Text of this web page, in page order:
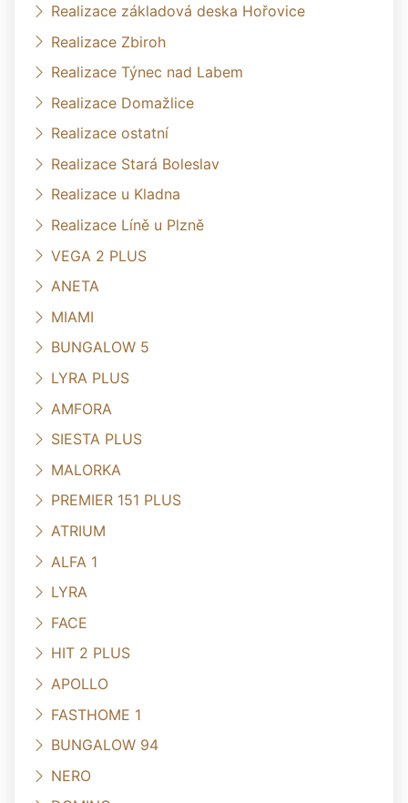
Realizace základová deska Hořovice
Realizace Zbiroh
Realizace Týnec nad Labem
Realizace Domažlice
Realizace ostatní
Realizace Stará Boleslav
Realizace u Kladna
Realizace Líně u Plzně
VEGA 2 PLUS
ANETA
MIAMI
BUNGALOW 5
LYRA PLUS
AMFORA
SIESTA PLUS
MALORKA
PREMIER 151 PLUS
ATRIUM
ALFA 1
LYRA
FACE
HIT 2 PLUS
APOLLO
FASTHOME 1
BUNGALOW 94
NERO